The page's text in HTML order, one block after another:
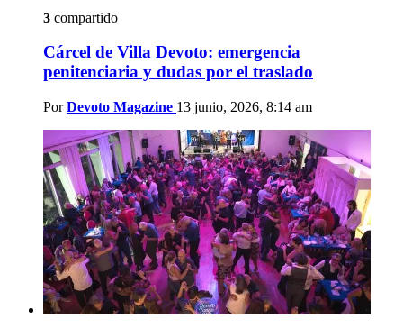
3 compartido
Cárcel de Villa Devoto: emergencia
penitenciaria y dudas por el traslado
Por Devoto Magazine 13 junio, 2026, 8:14 am